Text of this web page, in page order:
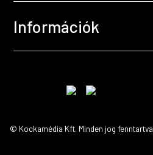
Információk
© Kockamédia Kft. Minden jog fenntartva